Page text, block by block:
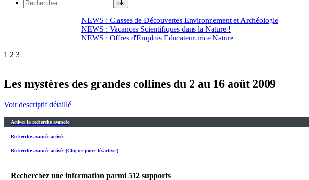
NEWS : Classes de Découvertes Environnement et Archéologie
NEWS : Vacances Scientifiques dans la Nature !
NEWS : Offres d'Emplois Educateur-trice Nature
1 2 3
Les mystères des grandes collines du 2 au 16 août 2009
Voir descriptif détaillé
Activer la recherche avancée
Recherche avancée activée
Recherche avancée activée (Cliquer pour désactiver)
Recherchez une information parmi 512 supports